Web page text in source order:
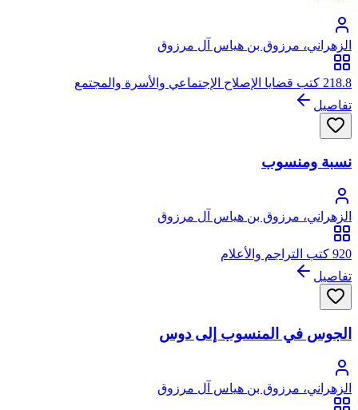
الزهراني، مرزوق بن هياس آل مرزوق
218.8 كتب قضايا الإصلاح الإجتماعي والأسرة والمجتمع
تفاصيل
نسبة ومنسوب
الزهراني، مرزوق بن هياس آل مرزوق
920 كتب التراجم والأعلام
تفاصيل
الجوس في المنسوب إلى دوس
الزهراني، مرزوق بن هياس آل مرزوق